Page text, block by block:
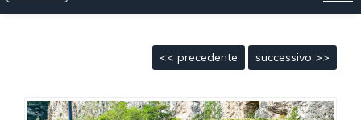
<< precedente successivo >>